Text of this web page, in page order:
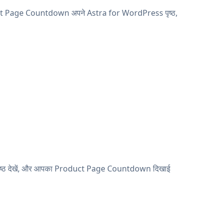
Page Countdown अपने Astra for WordPress पृष्ठ,
देखें, और आपका Product Page Countdown दिखाई